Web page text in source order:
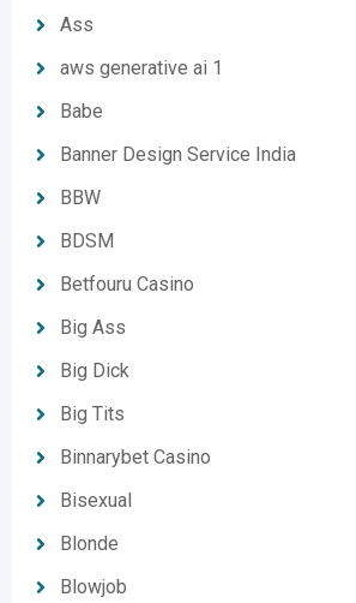
Ass
aws generative ai 1
Babe
Banner Design Service India
BBW
BDSM
Betfouru Casino
Big Ass
Big Dick
Big Tits
Binnarybet Casino
Bisexual
Blonde
Blowjob